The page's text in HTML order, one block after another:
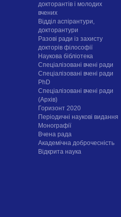
докторантів і молодих
вчених
Відділ аспірантури,
докторантури
Разові ради із захисту
докторів філософії
Наукова бібліотека
Спеціалізовані вчені ради
Спеціалізовані вчені ради
PhD
Спеціалізовані вчені ради
(Архів)
Горизонт 2020
Періодичні наукові видання
Монографії
Вчена рада
Академічна доброчесність
Відкрита наука